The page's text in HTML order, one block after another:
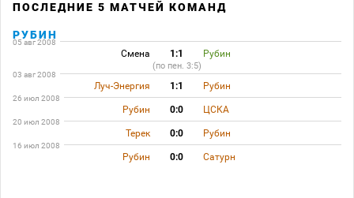
ПОСЛЕДНИЕ 5 МАТЧЕЙ КОМАНД
РУБИН
05 авг 2008
Смена 1:1 Рубин
(по пен. 3:5)
03 авг 2008
Луч-Энергия 1:1 Рубин
26 июл 2008
Рубин 0:0 ЦСКА
20 июл 2008
Терек 0:0 Рубин
16 июл 2008
Рубин 0:0 Сатурн